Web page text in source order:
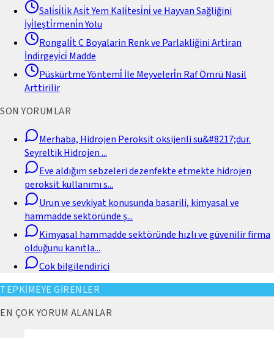
Sali̇si̇li̇k Asi̇t Yem Kali̇tesi̇ni̇ ve Hayvan Sağliğini
İyi̇leşti̇rmeni̇n Yolu
Rongali̇t C Boyalarin Renk ve Parlakliğini Artiran
İndi̇rgeyi̇ci̇ Madde
Püskürtme Yöntemi̇ İle Meyveleri̇n Raf Ömrü Nasil
Arttirilir
SON YORUMLAR
Merhaba, Hidrojen Peroksit oksijenli su&#8217;dur.
Seyreltik Hidrojen...
Eve aldığım sebzeleri dezenfekte etmekte hidrojen
peroksit kullanımı s...
Urun ve sevkiyat konusunda basarili, kimyasal ve
hammadde sektöründe ş...
Kimyasal hammadde sektöründe hızlı ve güvenilir firma
olduğunu kanıtla...
Cok bilgilendirici
TEPKİMEYE GİRENLER
EN ÇOK YORUM ALANLAR